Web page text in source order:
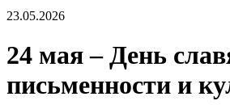
23.05.2026
24 мая – День
письменности и